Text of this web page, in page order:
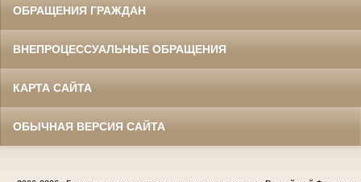
ОБРАЩЕНИЯ ГРАЖДАН
ВНЕПРОЦЕССУАЛЬНЫЕ ОБРАЩЕНИЯ
КАРТА САЙТА
ОБЫЧНАЯ ВЕРСИЯ САЙТА